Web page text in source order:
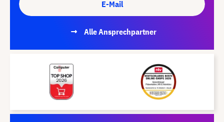
E-Mail
Alle Ansprechpartner